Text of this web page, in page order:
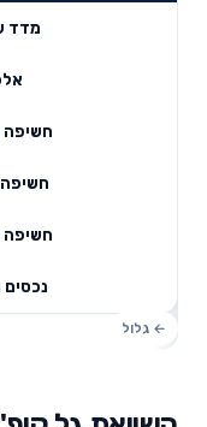
מדד
חשיפה
נכסים